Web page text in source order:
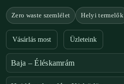
Zero waste szemlélet Helyi termelők
Vásárlás most Üzleteink
Baja – Éléskamrám